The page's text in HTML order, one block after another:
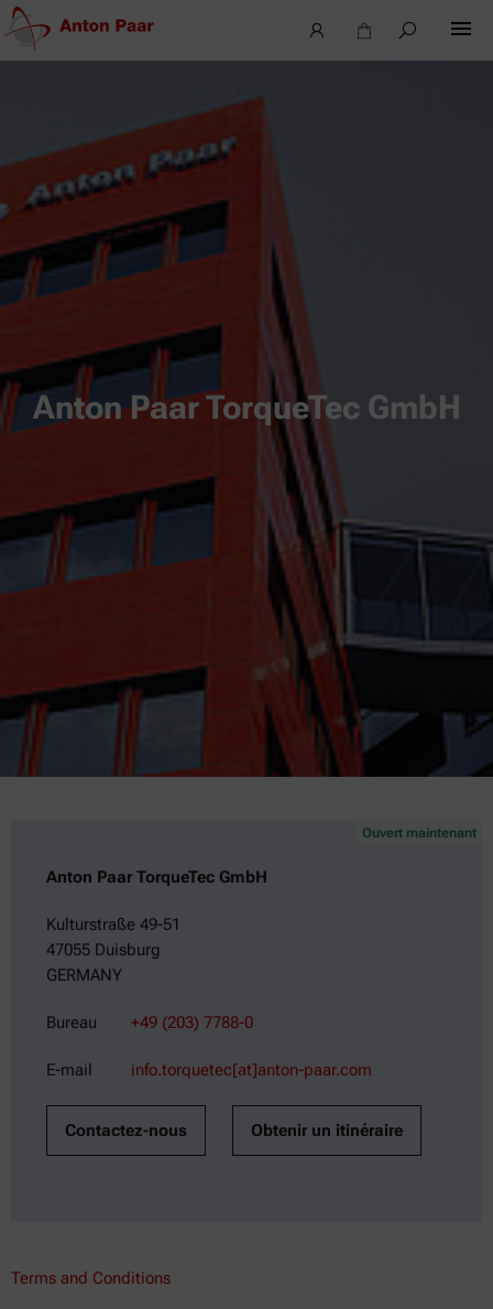
Anton Paar TorqueTec GmbH
Anton Paar TorqueTec GmbH
Kulturstraße 49-51
47055 Duisburg
GERMANY
Bureau +49 (203) 7788-0
E-mail info.torquetec[at]anton-paar.com
Contactez-nous Obtenir un itinéraire
Ouvert maintenant
Terms and Conditions